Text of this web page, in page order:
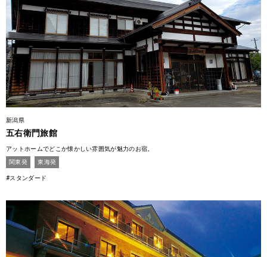
新潟県
五右衛門旅館
アットホームでどこか懐かしい雰囲気が魅力のお宿。
関東発
東海発
#スタンダード